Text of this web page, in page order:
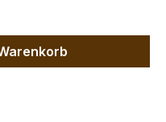
Wert